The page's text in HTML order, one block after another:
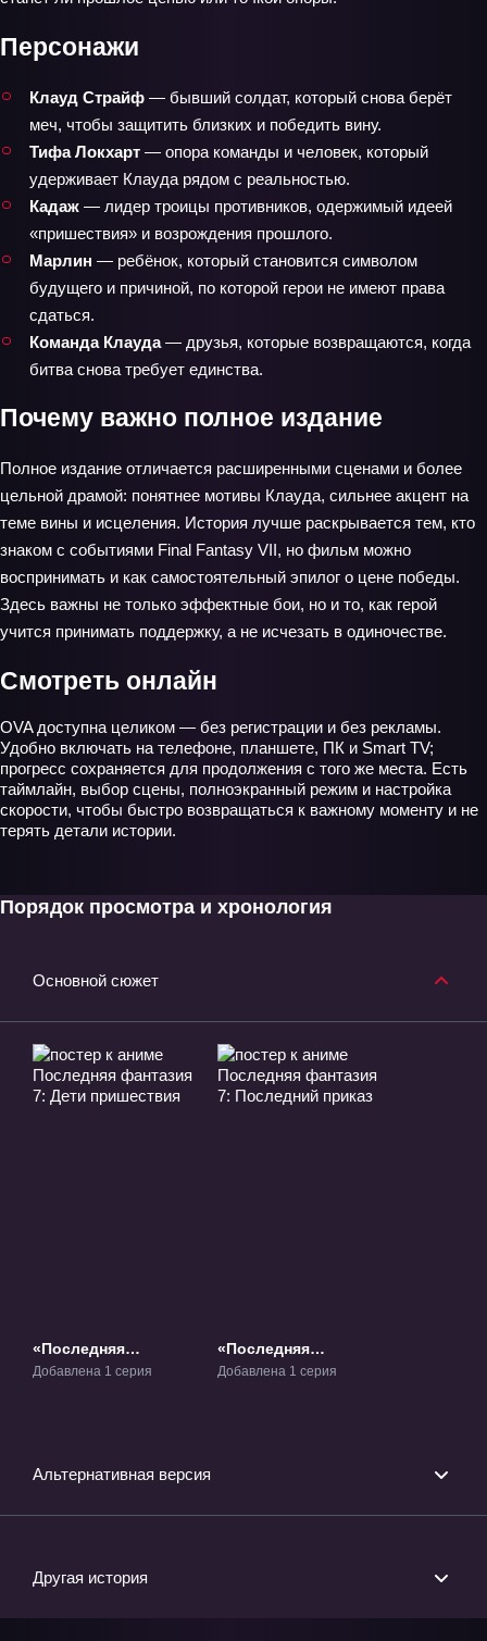
Персонажи
Клауд Страйф — бывший солдат, который снова берёт
меч, чтобы защитить близких и победить вину.
Тифа Локхарт — опора команды и человек, который
удерживает Клауда рядом с реальностью.
Кадаж — лидер троицы противников, одержимый идеей
«пришествия» и возрождения прошлого.
Марлин — ребёнок, который становится символом
будущего и причиной, по которой герои не имеют права
сдаться.
Команда Клауда— друзья, которые возвращаются, когда
битва снова требует единства.
Почему важно полное издание
Полное издание отличается расширенными сценами и более
цельной драмой: понятнее мотивы Клауда, сильнее акцент на
теме вины и исцеления. История лучше раскрывается тем, кто
знаком с событиями Final Fantasy VII, но фильм можно
воспринимать и как самостоятельный эпилог о цене победы.
Здесь важны не только эффектные бои, но и то, как герой
учится принимать поддержку, а не исчезать в одиночестве.
Смотреть онлайн
OVA доступна целиком — без регистрации и без рекламы.
Удобно включать на телефоне, планшете, ПК и Smart TV;
прогресс сохраняется для продолжения с того же места. Есть
таймлайн, выбор сцены, полноэкранный режим и настройка
скорости, чтобы быстро возвращаться к важному моменту и не
терять детали истории.
Порядок просмотра и хронология
Основной сюжет
«Последняя
фантазия 7: Дети
Добавлена 1 серия
«Последняя
фантазия 7:
Добавлена 1 серия
Альтернативная версия
Другая история